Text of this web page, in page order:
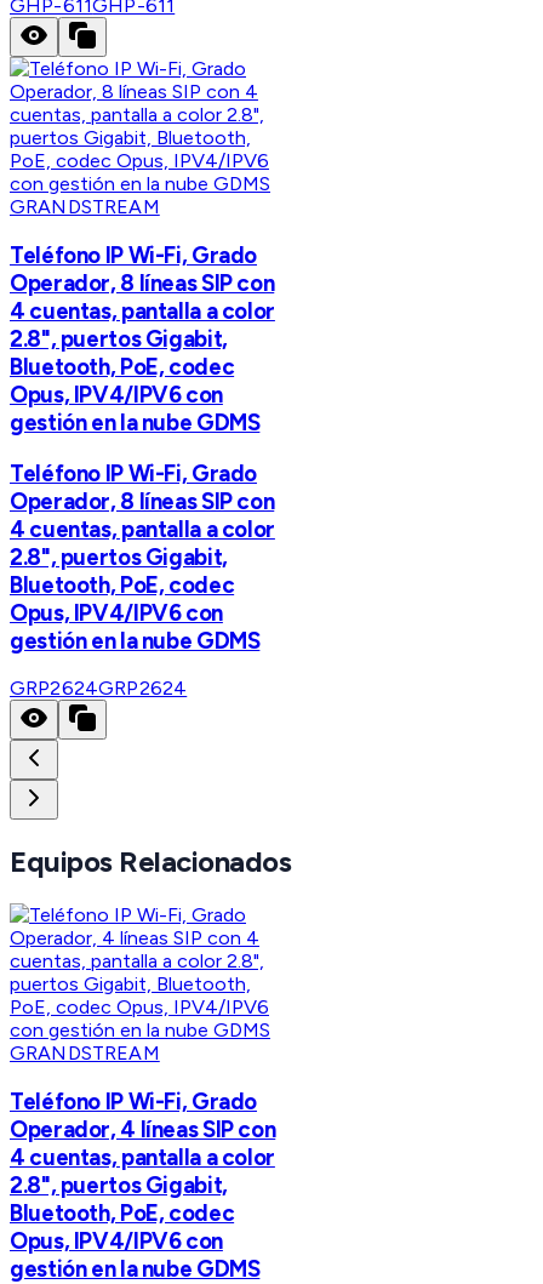
GHP-611GHP-611
GRANDSTREAM
Teléfono IP Wi-Fi, Grado
Operador, 8 líneas SIP con
4 cuentas, pantalla a color
2.8", puertos Gigabit,
Bluetooth, PoE, codec
Opus, IPV4/IPV6 con
gestión en la nube GDMS
Teléfono IP Wi-Fi, Grado
Operador, 8 líneas SIP con
4 cuentas, pantalla a color
2.8", puertos Gigabit,
Bluetooth, PoE, codec
Opus, IPV4/IPV6 con
gestión en la nube GDMS
GRP2624GRP2624
Equipos Relacionados
GRANDSTREAM
Teléfono IP Wi-Fi, Grado
Operador, 4 líneas SIP con
4 cuentas, pantalla a color
2.8", puertos Gigabit,
Bluetooth, PoE, codec
Opus, IPV4/IPV6 con
gestión en la nube GDMS